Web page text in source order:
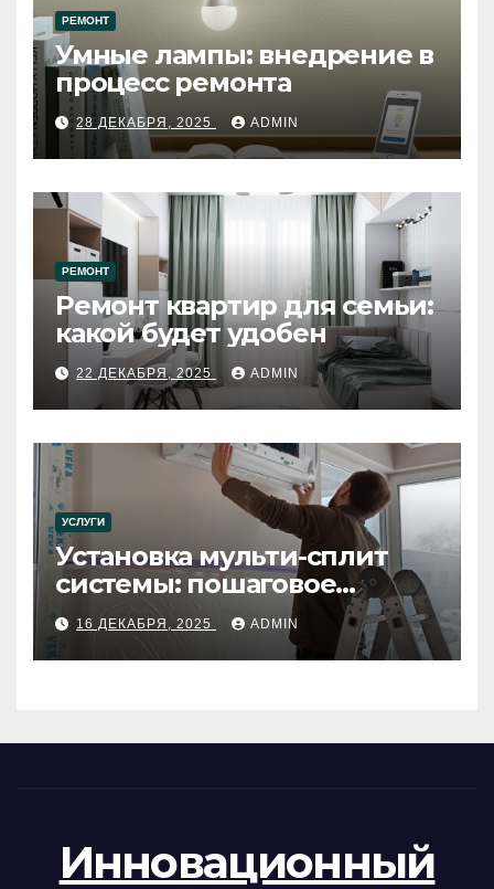
РЕМОНТ
Умные лампы: внедрение в
процесс ремонта
28 ДЕКАБРЯ, 2025 ADMIN
РЕМОНТ
Ремонт квартир для семьи:
какой будет удобен
22 ДЕКАБРЯ, 2025 ADMIN
УСЛУГИ
Установка мульти-сплит
системы: пошаговое
руководство
16 ДЕКАБРЯ, 2025 ADMIN
Инновационный